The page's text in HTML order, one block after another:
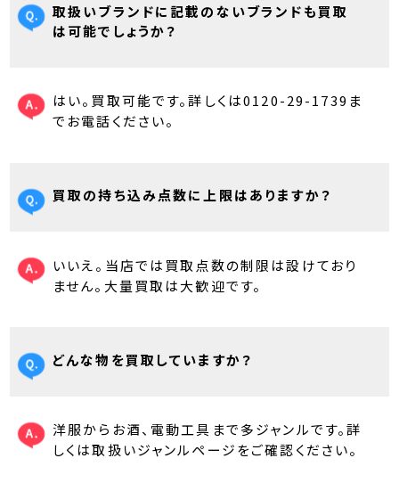
取扱いブランドに記載のないブランドも買取
は可能でしょうか？
はい。買取可能です。詳しくは0120-29-1739ま
でお電話ください。
買取の持ち込み点数に上限はありますか？
いいえ。当店では買取点数の制限は設けており
ません。大量買取は大歓迎です。
どんな物を買取していますか？
洋服からお酒、電動工具まで多ジャンルです。詳
しくは取扱いジャンルページをご確認ください。